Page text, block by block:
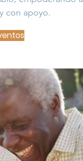
con apoyo.